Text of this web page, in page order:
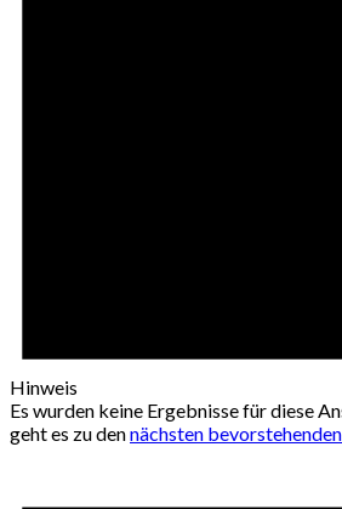
Hinweis
Es wurden keine Ergebnisse für diese
geht es zu dennächsten